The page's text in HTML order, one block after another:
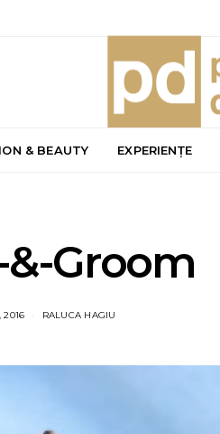
& BEAUTY EXPERIENȚE
Groom
2016 RALUCA HAGIU